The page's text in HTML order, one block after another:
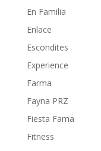
En Familia
Enlace
Escondites
Experience
Farma
Fayna PRZ
Fiesta Fama
Fitness